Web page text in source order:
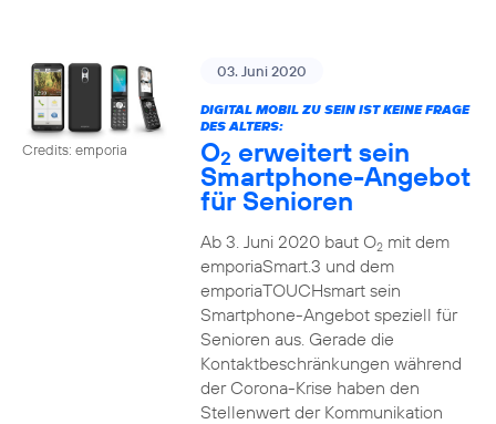
Credits: emporia
03. Juni 2020
DIGITAL MOBIL ZU SEIN IST KEINE FRAGE
DES ALTERS:
O2 erweitert sein
Smartphone-Angebot
für Senioren
Ab 3. Juni 2020 baut O2mit dem
emporiaSmart.3 und dem
emporiaTOUCHsmart sein
Smartphone-Angebot speziell für
Senioren aus. Gerade die
Kontaktbeschränkungen während
der Corona-Krise haben den
Stellenwert der Kommunikation